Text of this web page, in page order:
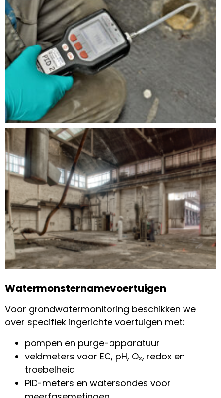
Watermonsternamevoertuigen
Voor grondwatermonitoring beschikken we
over specifiek ingerichte voertuigen met:
pompen en purge-apparatuur
veldmeters voor EC, pH, O₂, redox en
troebelheid
PID-meters en watersondes voor